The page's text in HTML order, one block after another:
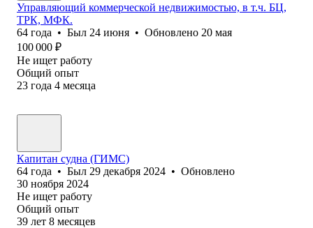
Управляющий коммерческой недвижимостью, в т.ч. БЦ,
ТРК, МФК.
64 года • Был 24 июня • Обновлено 20 мая
100 000 ₽
Не ищет работу
Общий опыт
23 года 4 месяца
Капитан судна (ГИМС)
64 года • Был 29 декабря 2024 • Обновлено
30 ноября 2024
Не ищет работу
Общий опыт
39 лет 8 месяцев